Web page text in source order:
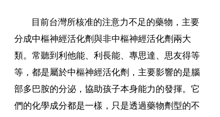
目前台灣所核准的注意力不足的藥物，主要
分成中樞神經活化劑與非中樞神經活化劑兩大
類。常聽到利他能、利長能、專思達、思友得等
等，都是屬於中樞神經活化劑，主要影響的是腦
部多巴胺的分泌，協助孩子本身能力的發揮。它
們的化學成分都是一樣，只是透過藥物劑型的不